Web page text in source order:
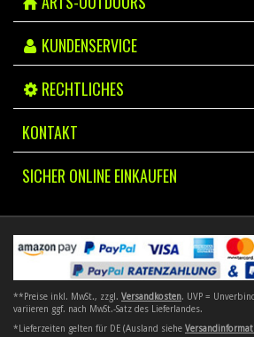
KUNDENSERVICE
RECHTLICHES
KONTAKT
SICHER ONLINE EINKAUFEN
**Preise inkl. MwSt., zzgl. Versandkosten. UVP =
variieren ggf. nach MwSt.-Satz des Lieferlandes.
*Lieferzeiten gelten für DE (Ausland siehe